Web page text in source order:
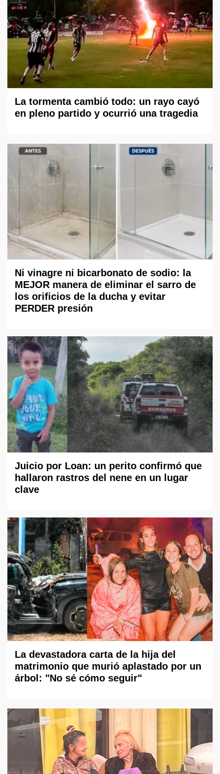
La tormenta cambió todo: un rayo cayó
en pleno partido y ocurrió una tragedia
Ni vinagre ni bicarbonato de sodio: la
MEJOR manera de eliminar el sarro de
los orificios de la ducha y evitar
PERDER presión
Juicio por Loan: un perito confirmó que
hallaron rastros del nene en un lugar
clave
La devastadora carta de la hija del
matrimonio que murió aplastado por un
árbol: "No sé cómo seguir"